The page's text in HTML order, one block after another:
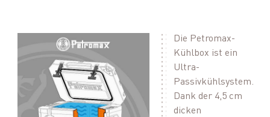
Die Petromax-
Kühlbox ist ein
Ultra-
Passivkühlsystem.
Dank der 4,5 cm
dicken